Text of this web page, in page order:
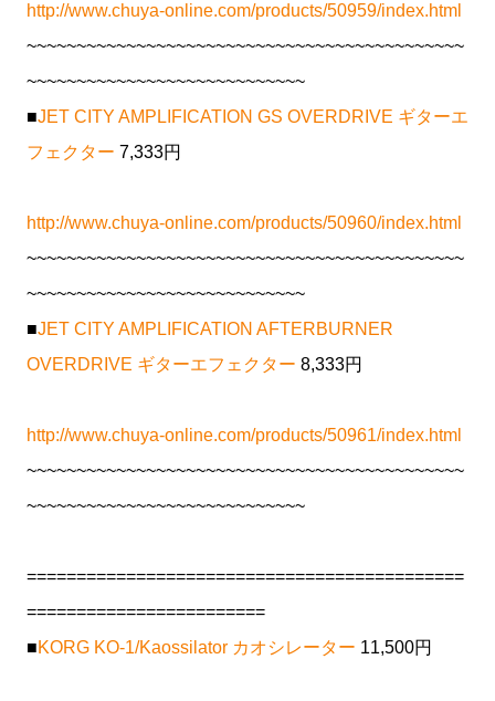
http://www.chuya-online.com/products/50959/index.html
~~~~~~~~~~~~~~~~~~~~~~~~~~~~~~~~~~~~~~~~~~~~
~~~~~~~~~~~~~~~~~~~~~~~~~~~~
■JET CITY AMPLIFICATION GS OVERDRIVE ギターエ
フェクター 7,333円
http://www.chuya-online.com/products/50960/index.html
~~~~~~~~~~~~~~~~~~~~~~~~~~~~~~~~~~~~~~~~~~~~
~~~~~~~~~~~~~~~~~~~~~~~~~~~~
■JET CITY AMPLIFICATION AFTERBURNER
OVERDRIVE ギターエフェクター 8,333円
http://www.chuya-online.com/products/50961/index.html
~~~~~~~~~~~~~~~~~~~~~~~~~~~~~~~~~~~~~~~~~~~~
~~~~~~~~~~~~~~~~~~~~~~~~~~~~
============================================
========================
■KORG KO-1/Kaossilator カオシレーター 11,500円